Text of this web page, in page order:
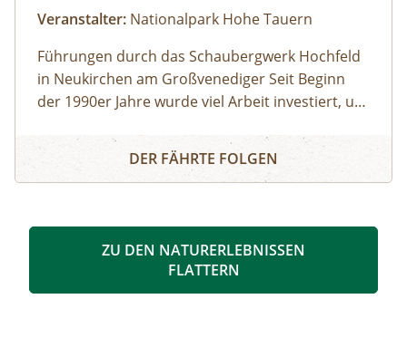
Veranstalter: Nationalpark Hohe Tauern
Führungen durch das Schaubergwerk Hochfeld
in Neukirchen am Großvenediger Seit Beginn
der 1990er Jahre wurde viel Arbeit investiert, um
umzubauen. Die Attraktion unter Tage bietet
spannende Einblicke in die alpine Geologie und
Besucherinnen und Besuchern zugänglich
Eine Reise ins Tauernfenster
DER FÄHRTE FOLGEN
ZU DEN NATURERLEBNISSEN
FLATTERN